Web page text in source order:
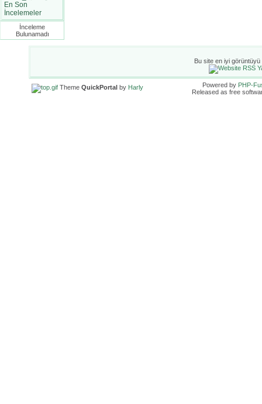
En Son
İncelemeler
İnceleme
Bulunamadı
Bu site en iyi görüntüyü
Theme QuickPortal by Harly Powered by PHP-
Released as free